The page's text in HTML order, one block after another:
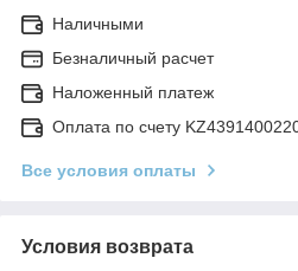
Наличными
Безналичный расчет
Наложенный платеж
Оплата по счету
Все условия оплаты
Условия возврата